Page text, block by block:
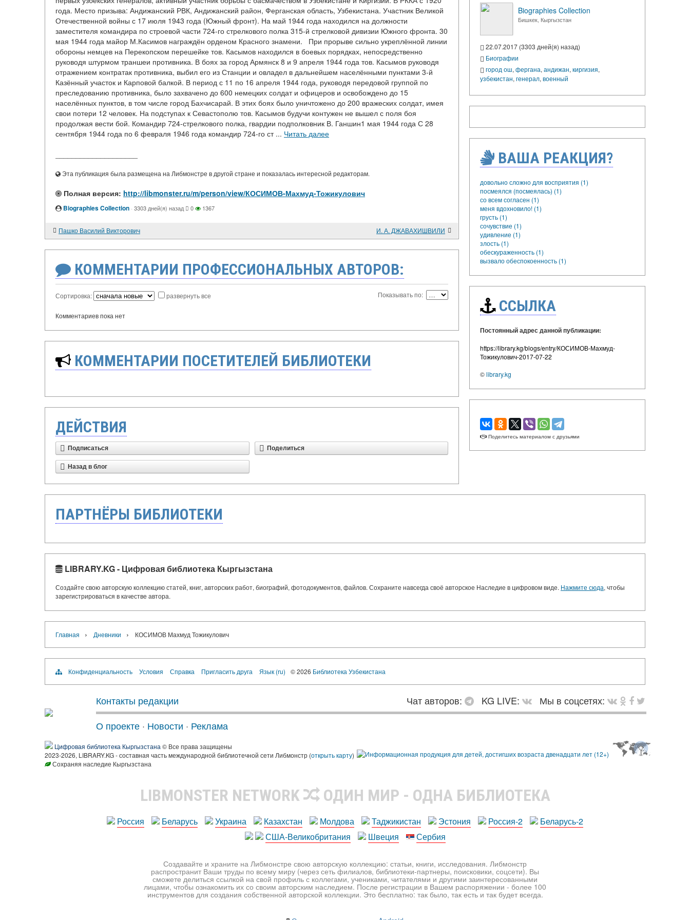
года. Место призыва: Андижанский РВК, Андижанский район, Ферганская область, Узбекистана. Участник Великой
Отечественной войны с 17 июля 1943 года (Южный фронт). На май 1944 года находился на должности
заместителя командира по строевой части 724-го стрелкового полка 315-й стрелковой дивизии Южного фронта. 30
мая 1944 года майор М.Касимов награждён орденом Красного знамени. При прорыве сильно укреплённой линии
обороны немцев на Перекопском перешейке тов. Касымов находился в боевых порядках, непосредственно
руководя штурмом траншеи противника. В боях за город Армянск 8 и 9 апреля 1944 года тов. Касымов руководя
отражением контратак противника, выбил его из Станции и овладел в дальнейшем населёнными пунктами 3-й
Казённый участок и Карповой балкой. В период с 11 по 16 апреля 1944 года, руководя передовой группой по
преследованию противника, было захвачено до 600 немецких солдат и офицеров и освобождено до 15
населённых пунктов, в том числе город Бахчисарай. В этих боях было уничтожено до 200 вражеских солдат, имея
свои потери 12 человек. На подступах к Севастополю тов. Касымов будучи контужен не вышел с поля боя
продолжая вести бой. Командир 724-стрелкового полка, гвардии подполковник В. Ганшин1 мая 1944 года С 28
сентября 1944 года по 6 февраля 1946 года командир 724-го ст ... Читать далее
Эта публикация была размещена на Либмонстре в другой стране и показалась интересной редакторам.
Полная версия: http://libmonster.ru/m/person/view/КОСИМОВ-Махмуд-Тожикулович
Biographies Collection · 3303 дней(я) назад 0 1367
Пашко Василий Викторович И. А. ДЖАВАХИШВИЛИ
КОММЕНТАРИИ ПРОФЕССИОНАЛЬНЫХ АВТОРОВ:
Сортировка: развернуть все Показывать по:
Комментариев пока нет
КОММЕНТАРИИ ПОСЕТИТЕЛЕЙ БИБЛИОТЕКИ
ДЕЙСТВИЯ
Подписаться Поделиться
Назад в блог
Biographies Collection
Бишкек, Кыргызстан
22.07.2017 (3303 дней(я) назад)
Биографии
город ош, фергана, андижан, киргизия,
узбекистан, генерал, военный
ВАША РЕАКЦИЯ?
довольно сложно для восприятия (1)
посмеялся (посмеялась) (1)
со всем согласен (1)
меня вдохновило! (1)
грусть (1)
сочувствие (1)
удивление (1)
злость (1)
обескураженность (1)
вызвало обеспокоенность (1)
ССЫЛКА
Постоянный адрес данной публикации:
https://library.kg/blogs/entry/КОСИМОВ-Махмуд-
Тожикулович-2017-07-22
©library.kg
Поделитесь материалом с друзьями
ПАРТНЁРЫ БИБЛИОТЕКИ
LIBRARY.KG - Цифровая библиотека Кыргызстана
Создайте свою авторскую коллекцию статей, книг, авторских работ, биографий, фотодокументов, файлов. Сохраните навсегда своё авторское Наследие в цифровом виде. Нажмите сюда, чтобы
зарегистрироваться в качестве автора.
Главная › Дневники › КОСИМОВ Махмуд Тожикулович
Конфиденциальность Условия Справка Пригласить друга Язык (ru) © 2026 Библиотека Узбекистана
Контакты редакции Чат авторов: KG LIVE:
Мы в соцсетях:
О проекте · Новости · Реклама
Цифровая библиотека Кыргызстана © Все права защищены
2023-2026, LIBRARY.KG - составная часть международной библиотечной сети Либмонстр (открыть карту)
Сохраняя наследие Кыргызстана
LIBMONSTER NETWORK ОДИН МИР - ОДНА БИБЛИОТЕКА
Россия Беларусь Украина Казахстан Молдова Таджикистан Эстония Россия-2
Беларусь-2
США-Великобритания
Швеция Сербия
Создавайте и храните на Либмонстре свою авторскую коллекцию: статьи, книги, исследования. Либмонстр
распространит Ваши труды по всему миру (через сеть филиалов, библиотеки-партнеры, поисковики, соцсети). Вы
сможете делиться ссылкой на свой профиль с коллегами, учениками, читателями и другими заинтересованными
лицами, чтобы ознакомить их со своим авторским наследием. После регистрации в Вашем распоряжении - более 100
инструментов для создания собственной авторской коллекции. Это бесплатно: так было, так есть и так будет всегда.